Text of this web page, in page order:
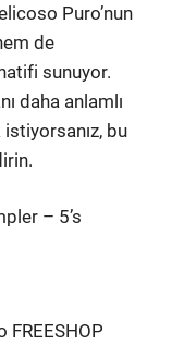
Puro’nun
de
sunuyor.
daha anlamlı
bu
– 5’s
FREESHOP